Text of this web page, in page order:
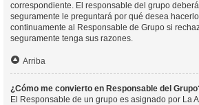
correspondiente. El responsable del grupo
seguramente le preguntará por qué desea
continuamente al Responsable de Grupo si
seguramente tenga sus razones.
Arriba
¿Cómo me convierto en Responsable del
El Responsable de un grupo es asignado por La